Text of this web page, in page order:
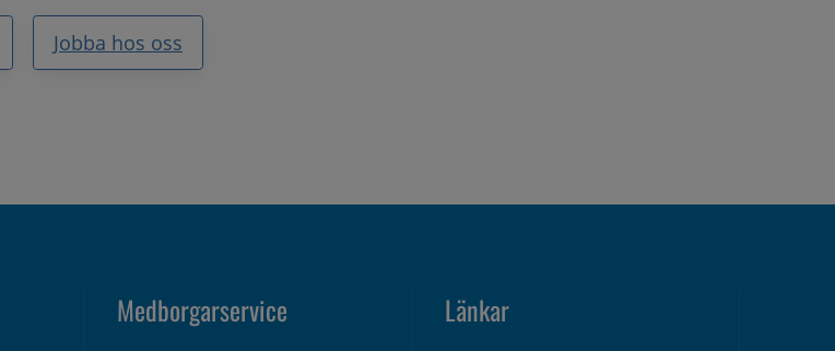
Jobba hos oss
Medborgarservice Länkar